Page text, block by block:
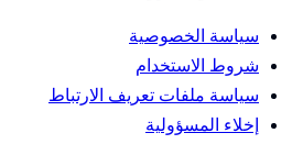
سياسة الخصوصية
شروط الاستخدام
سياسة ملفات تعريف الارتباط
إخلاء المسؤولية